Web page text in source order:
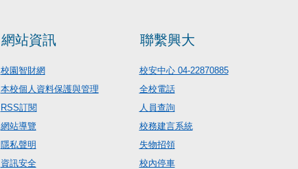
網站資訊
校園智財網
本校個人資料保護與管理
RSS訂閱
網站導覽
隱私聲明
資訊安全
聯繫興大
校安中心 04-22870885
全校電話
人員查詢
校務建言系統
失物招領
校內停車